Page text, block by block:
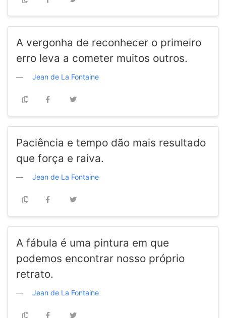
A vergonha de reconhecer o primeiro
erro leva a cometer muitos outros.
Jean de La Fontaine
Paciência e tempo dão mais resultado
que força e raiva.
Jean de La Fontaine
A fábula é uma pintura em que
podemos encontrar nosso próprio
retrato.
Jean de La Fontaine